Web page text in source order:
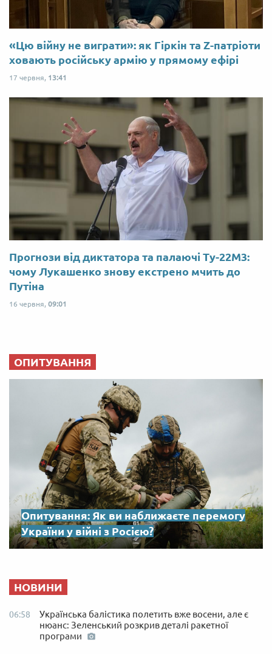
«Цю війну не виграти»: як Гіркін та Z-патріоти
ховають російську армію у прямому ефірі
17 червня, 13:41
Прогнози від диктатора та палаючі Ту-22М3:
чому Лукашенко знову екстрено мчить до
Путіна
16 червня, 09:01
ОПИТУВАННЯ
Опитування: Як ви наближаєте перемогу
України у війні з Росією?
НОВИНИ
06:58
Українська балістика полетить вже восени, але є
нюанс: Зеленський розкрив деталі ракетної
програми